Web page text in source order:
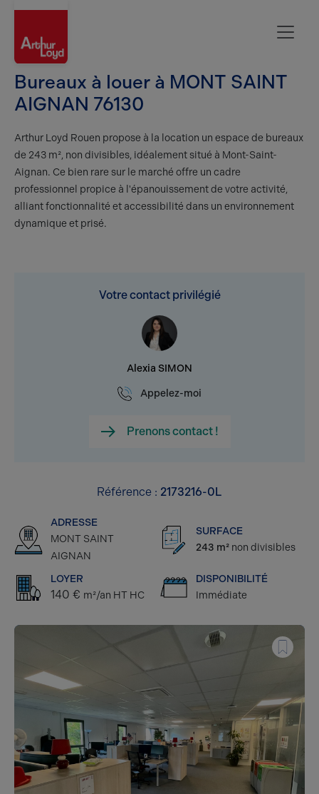
Bureaux à louer à MONT SAINT
AIGNAN 76130
Arthur Loyd Rouen propose à la location un espace de bureaux
de 243 m², non divisibles, idéalement situé à Mont-Saint-
Aignan. Ce bien rare sur le marché offre un cadre
professionnel propice à l'épanouissement de votre activité,
alliant fonctionnalité et accessibilité dans un environnement
dynamique et prisé.
Votre contact privilégié
Alexia SIMON
Appelez-moi
Prenons contact !
Référence : 2173216-0L
ADRESSE
MONT SAINT
AIGNAN
SURFACE
243 m² non divisibles
LOYER
140 € m²/an HT HC
DISPONIBILITÉ
Immédiate